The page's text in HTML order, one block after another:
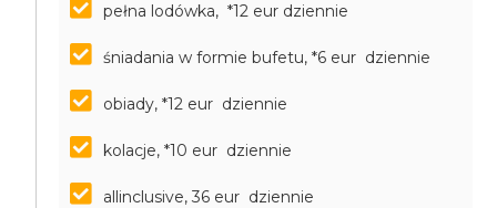
pełna lodówka, *12 eur dziennie
śniadania w formie bufetu, *6 eur dziennie
obiady, *12 eur dziennie
kolacje, *10 eur dziennie
allinclusive, 36 eur dziennie